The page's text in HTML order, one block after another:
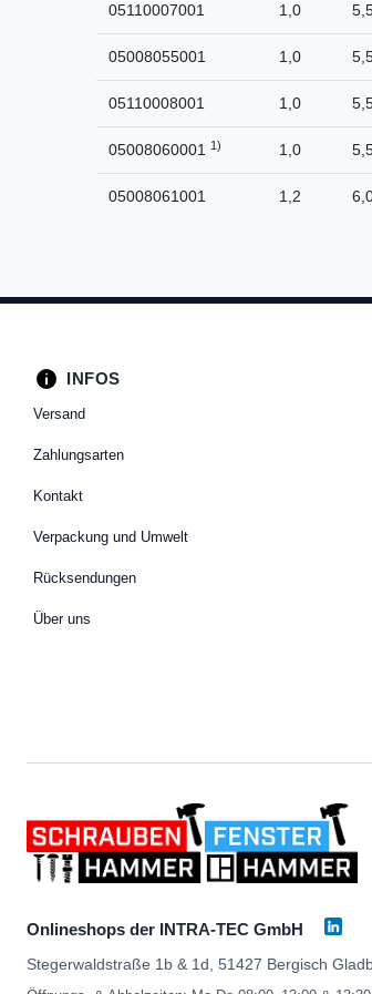
05110007001 1,0
05008055001 1,0
05110008001 1,0
05008060001 1) 1,0
05008061001 1,2
INFOS
Versand
Zahlungsarten
Kontakt
Verpackung und Umwelt
Rücksendungen
Über uns
Onlineshops der INTRA-TEC GmbH
Stegerwaldstraße 1b & 1d, 51427 Bergisch